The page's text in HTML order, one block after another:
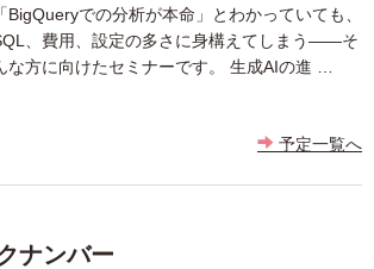
「BigQueryでの分析が本命」とわかっていても、
、費用、設定の多さに身構えてしまう――そ
な方に向けたセミナーです。 生成AIの進 …
予定一覧へ
ナンバー